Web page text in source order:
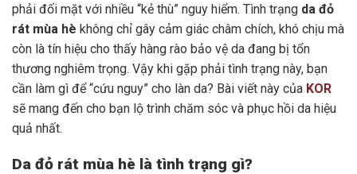
phải đối mặt với nhiều “kẻ thù” nguy hiểm. Tình trạng da đỏ
rát mùa hè không chỉ gây cảm giác châm chích, khó chịu mà
còn là tín hiệu cho thấy hàng rào bảo vệ da đang bị tổn
thương nghiêm trọng. Vậy khi gặp phải tình trạng này, bạn
cần làm gì để “cứu nguy” cho làn da? Bài viết này của KOR
sẽ mang đến cho bạn lộ trình chăm sóc và phục hồi da hiệu
quả nhất.
Da đỏ rát mùa hè là tình trạng gì?